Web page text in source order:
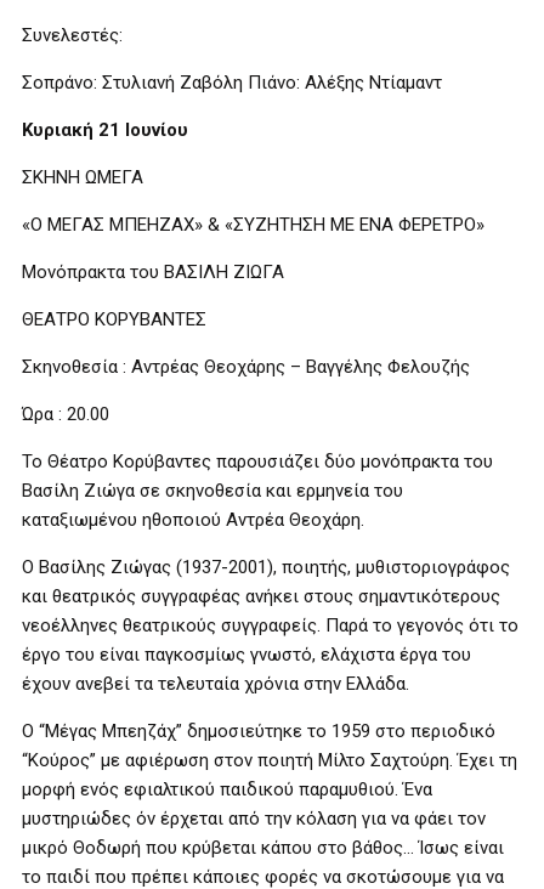
Συνελεστές:
Σοπράνο: Στυλιανή Ζαβόλη Πιάνο: Αλέξης Ντίαμαντ
Κυριακή 21 Ιουνίου
ΣΚΗΝΗ ΩΜΕΓΑ
«Ο ΜΕΓΑΣ ΜΠΕΗΖΑΧ» & «ΣΥΖΗΤΗΣΗ ΜΕ ΕΝΑ ΦΕΡΕΤΡΟ»
Μονόπρακτα του ΒΑΣΙΛΗ ΖΙΩΓΑ
ΘΕΑΤΡΟ ΚΟΡΥΒΑΝΤΕΣ
Σκηνοθεσία : Αντρέας Θεοχάρης – Βαγγέλης Φελουζής
Ώρα : 20.00
To Θέατρο Κορύβαντες παρουσιάζει δύο μονόπρακτα του
Βασίλη Ζιώγα σε σκηνοθεσία και ερμηνεία του
καταξιωμένου ηθοποιού Αντρέα Θεοχάρη.
Ο Βασίλης Ζιώγας (1937-2001), ποιητής, μυθιστοριογράφος
και θεατρικός συγγραφέας ανήκει στους σημαντικότερους
νεοέλληνες θεατρικούς συγγραφείς. Παρά το γεγονός ότι το
έργο του είναι παγκοσμίως γνωστό, ελάχιστα έργα του
έχουν ανεβεί τα τελευταία χρόνια στην Ελλάδα.
Ο “Μέγας Μπεηζάχ” δημοσιεύτηκε το 1959 στο περιοδικό
“Κούρος” με αφιέρωση στον ποιητή Μίλτο Σαχτούρη. Έχει τη
μορφή ενός εφιαλτικού παιδικού παραμυθιού. Ένα
μυστηριώδες όν έρχεται από την κόλαση για να φάει τον
μικρό Θοδωρή που κρύβεται κάπου στο βάθος… Ίσως είναι
το παιδί που πρέπει κάποιες φορές να σκοτώσουμε για να